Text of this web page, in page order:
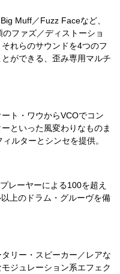
Muff／Fuzz Faceなど、
ファズ／ディストーショ
れらのサウンドを4つのフ
ができる、歪み専用マルチ
ト・ワウからVCOでコン
といった風変わりなものま
ルターとシンセを提供。
レーヤーによる100を超え
上のドラム・グルーヴを備
リー・スピーカー／レアな
ジュレーション系エフェク